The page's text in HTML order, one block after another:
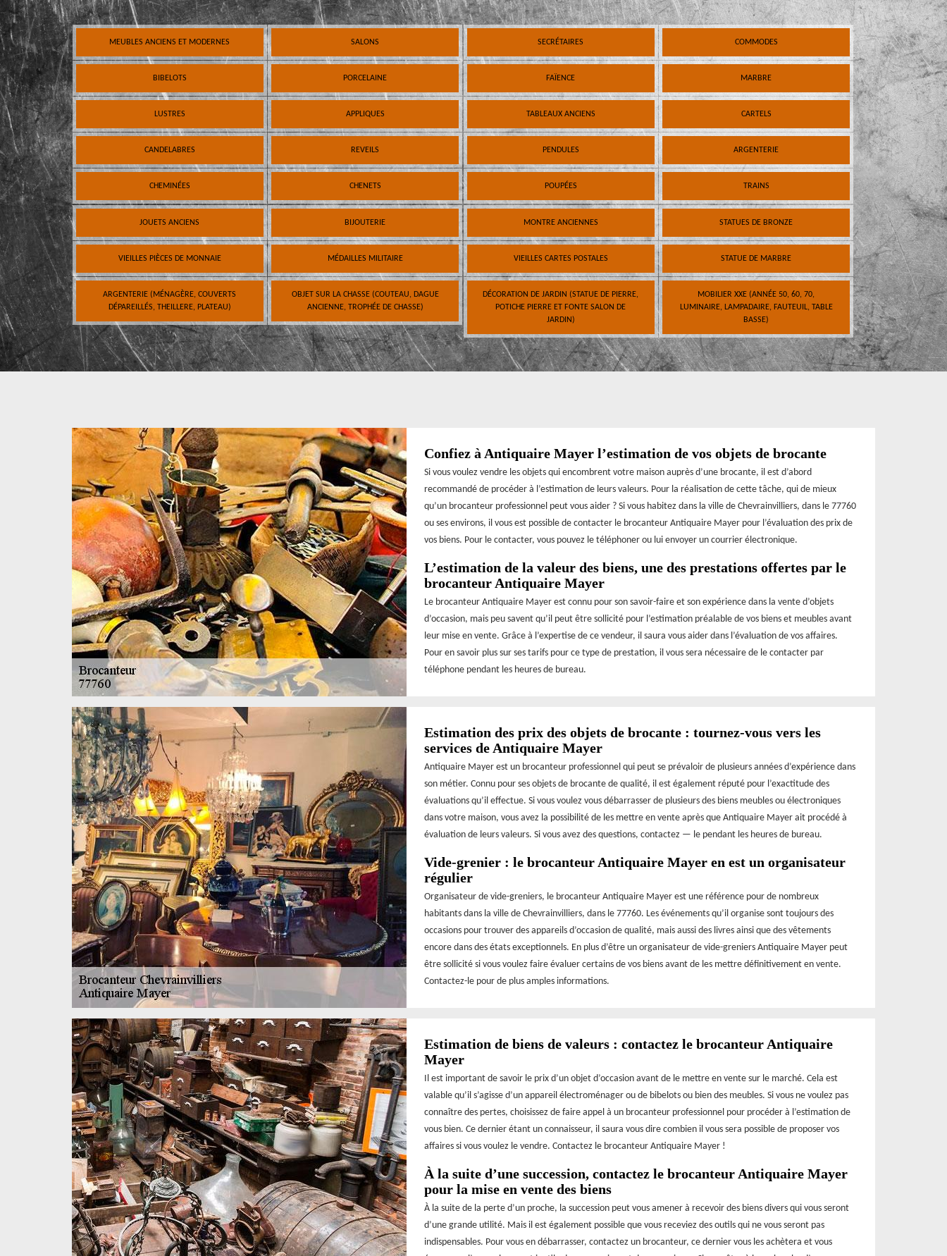
MEUBLES ANCIENS ET MODERNES SALONS SECRÉTAIRES COMMODES
BIBELOTS PORCELAINE FAÏENCE MARBRE
LUSTRES APPLIQUES TABLEAUX ANCIENS CARTELS
CANDELABRES REVEILS PENDULES ARGENTERIE
CHEMINÉES CHENETS POUPÉES TRAINS
JOUETS ANCIENS BIJOUTERIE MONTRE ANCIENNES STATUES DE BRONZE
VIEILLES PIÈCES DE MONNAIE MÉDAILLES MILITAIRE VIEILLES CARTES POSTALES STATUE DE MARBRE
ARGENTERIE (MÉNAGÈRE, COUVERTS
DÉPAREILLÉS, THEILLERE, PLATEAU)
OBJET SUR LA CHASSE (COUTEAU, DAGUE
ANCIENNE, TROPHÉE DE CHASSE)
DÉCORATION DE JARDIN (STATUE DE PIERRE,
POTICHE PIERRE ET FONTE SALON DE
JARDIN)
MOBILIER XXE (ANNÉE 50, 60, 70,
LUMINAIRE, LAMPADAIRE, FAUTEUIL, TABLE
BASSE)
Confiez à Antiquaire Mayer l’estimation de vos objets de brocante
Si vous voulez vendre les objets qui encombrent votre maison auprès d’une brocante, il est d’abord
recommandé de procéder à l’estimation de leurs valeurs. Pour la réalisation de cette tâche, qui de mieux
qu’un brocanteur professionnel peut vous aider ? Si vous habitez dans la ville de Chevrainvilliers, dans le 77760
ou ses environs, il vous est possible de contacter le brocanteur Antiquaire Mayer pour l’évaluation des prix de
vos biens. Pour le contacter, vous pouvez le téléphoner ou lui envoyer un courrier électronique.
L’estimation de la valeur des biens, une des prestations offertes par le
brocanteur Antiquaire Mayer
Le brocanteur Antiquaire Mayer est connu pour son savoir-faire et son expérience dans la vente d’objets
d’occasion, mais peu savent qu’il peut être sollicité pour l’estimation préalable de vos biens et meubles avant
leur mise en vente. Grâce à l’expertise de ce vendeur, il saura vous aider dans l’évaluation de vos affaires.
Pour en savoir plus sur ses tarifs pour ce type de prestation, il vous sera nécessaire de le contacter par
téléphone pendant les heures de bureau.
Estimation des prix des objets de brocante : tournez-vous vers les
services de Antiquaire Mayer
Antiquaire Mayer est un brocanteur professionnel qui peut se prévaloir de plusieurs années d’expérience dans
son métier. Connu pour ses objets de brocante de qualité, il est également réputé pour l’exactitude des
évaluations qu’il effectue. Si vous voulez vous débarrasser de plusieurs des biens meubles ou électroniques
dans votre maison, vous avez la possibilité de les mettre en vente après que Antiquaire Mayer ait procédé à
évaluation de leurs valeurs. Si vous avez des questions, contactez — le pendant les heures de bureau.
Vide-grenier : le brocanteur Antiquaire Mayer en est un organisateur
régulier
Organisateur de vide-greniers, le brocanteur Antiquaire Mayer est une référence pour de nombreux
habitants dans la ville de Chevrainvilliers, dans le 77760. Les événements qu’il organise sont toujours des
occasions pour trouver des appareils d’occasion de qualité, mais aussi des livres ainsi que des vêtements
encore dans des états exceptionnels. En plus d’être un organisateur de vide-greniers Antiquaire Mayer peut
être sollicité si vous voulez faire évaluer certains de vos biens avant de les mettre définitivement en vente.
Contactez-le pour de plus amples informations.
Estimation de biens de valeurs : contactez le brocanteur Antiquaire
Mayer
Il est important de savoir le prix d’un objet d’occasion avant de le mettre en vente sur le marché. Cela est
valable qu’il s’agisse d’un appareil électroménager ou de bibelots ou bien des meubles. Si vous ne voulez pas
connaître des pertes, choisissez de faire appel à un brocanteur professionnel pour procéder à l’estimation de
vous bien. Ce dernier étant un connaisseur, il saura vous dire combien il vous sera possible de proposer vos
affaires si vous voulez le vendre. Contactez le brocanteur Antiquaire Mayer !
À la suite d’une succession, contactez le brocanteur Antiquaire Mayer
pour la mise en vente des biens
À la suite de la perte d’un proche, la succession peut vous amener à recevoir des biens divers qui vous seront
d’une grande utilité. Mais il est également possible que vous receviez des outils qui ne vous seront pas
indispensables. Pour vous en débarrasser, contactez un brocanteur, ce dernier vous les achètera et vous